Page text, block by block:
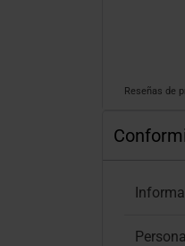
Reseñas de